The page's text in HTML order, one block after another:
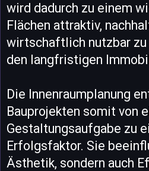
wird dadurch zu einem
Flächen attraktiv,
wirtschaftlich nutzbar zu
den langfristigen
Die Innenraumplanung
Bauprojekten somit von
Gestaltungsaufgabe zu
Erfolgsfaktor. Sie
Ästhetik, sondern auch